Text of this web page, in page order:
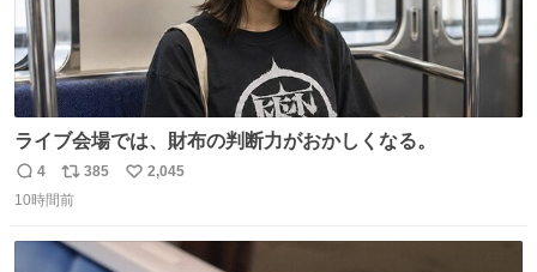
ライブ会場では、財布の判断力がおかしくなる。
返
信
4
リ
ポ
ト
385
い
数
2,045
10時間前